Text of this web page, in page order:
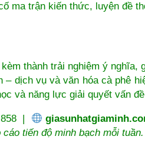
ma trận kiến thức, luyện đề
thành trải nghiệm ý
– dịch vụ và văn hóa cà phê
và năng lực giải quyết vấn
858 |
tiến độ minh bạch mỗi tuần.